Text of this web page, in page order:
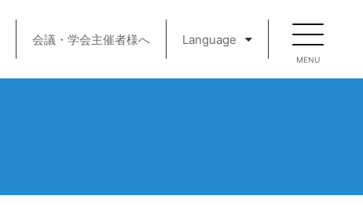
会議・学会主催者様へ Language